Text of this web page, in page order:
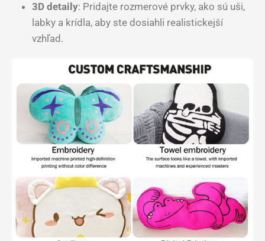
3D detaily: Pridajte rozmerové prvky, ako sú uši,
labky a krídla, aby ste dosiahli realistickejší
vzhľad.